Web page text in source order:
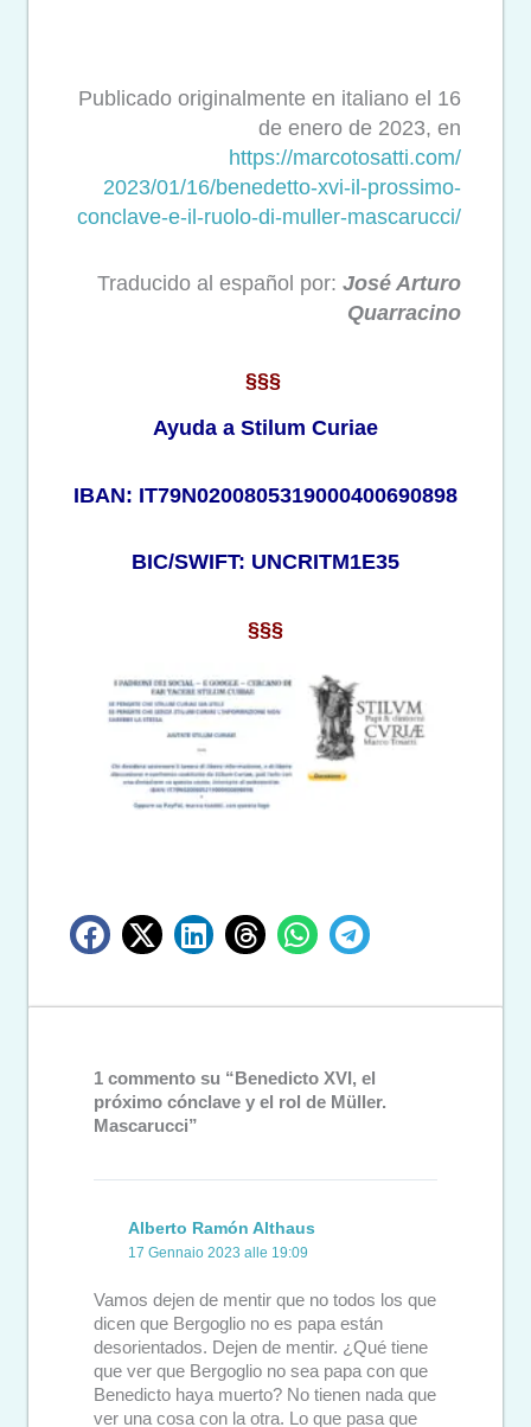
Publicado originalmente en italiano el 16
de enero de 2023, en
https://marcotosatti.com/
2023/01/16/benedetto-xvi-il-prossimo-
conclave-e-il-ruolo-di-muller-mascarucci/
Traducido al español por: José Arturo
Quarracino
§§§
Ayuda a Stilum Curiae
IBAN: IT79N0200805319000400690898
BIC/SWIFT: UNCRITM1E35
§§§
1 commento su “Benedicto XVI, el
próximo cónclave y el rol de Müller.
Mascarucci”
Alberto Ramón Althaus
17 Gennaio 2023 alle 19:09
Vamos dejen de mentir que no todos los que
dicen que Bergoglio no es papa están
desorientados. Dejen de mentir. ¿Qué tiene
que ver que Bergoglio no sea papa con que
Benedicto haya muerto? No tienen nada que
ver una cosa con la otra. Lo que pasa que